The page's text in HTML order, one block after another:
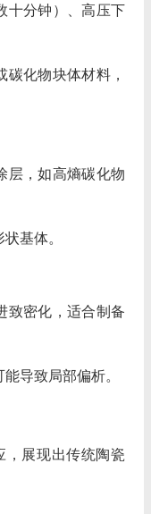
十分钟）、高压下
化物块体材料，
层，如高熵碳化物
基体。
致密化，适合制备
导致局部偏析。
，展现出传统陶瓷